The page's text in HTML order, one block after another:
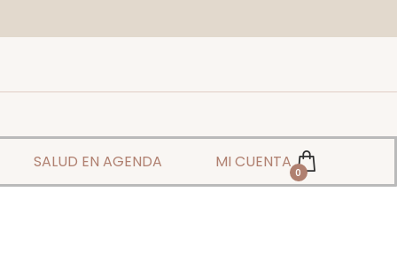
SALUD EN AGENDA MI CUENTA
0